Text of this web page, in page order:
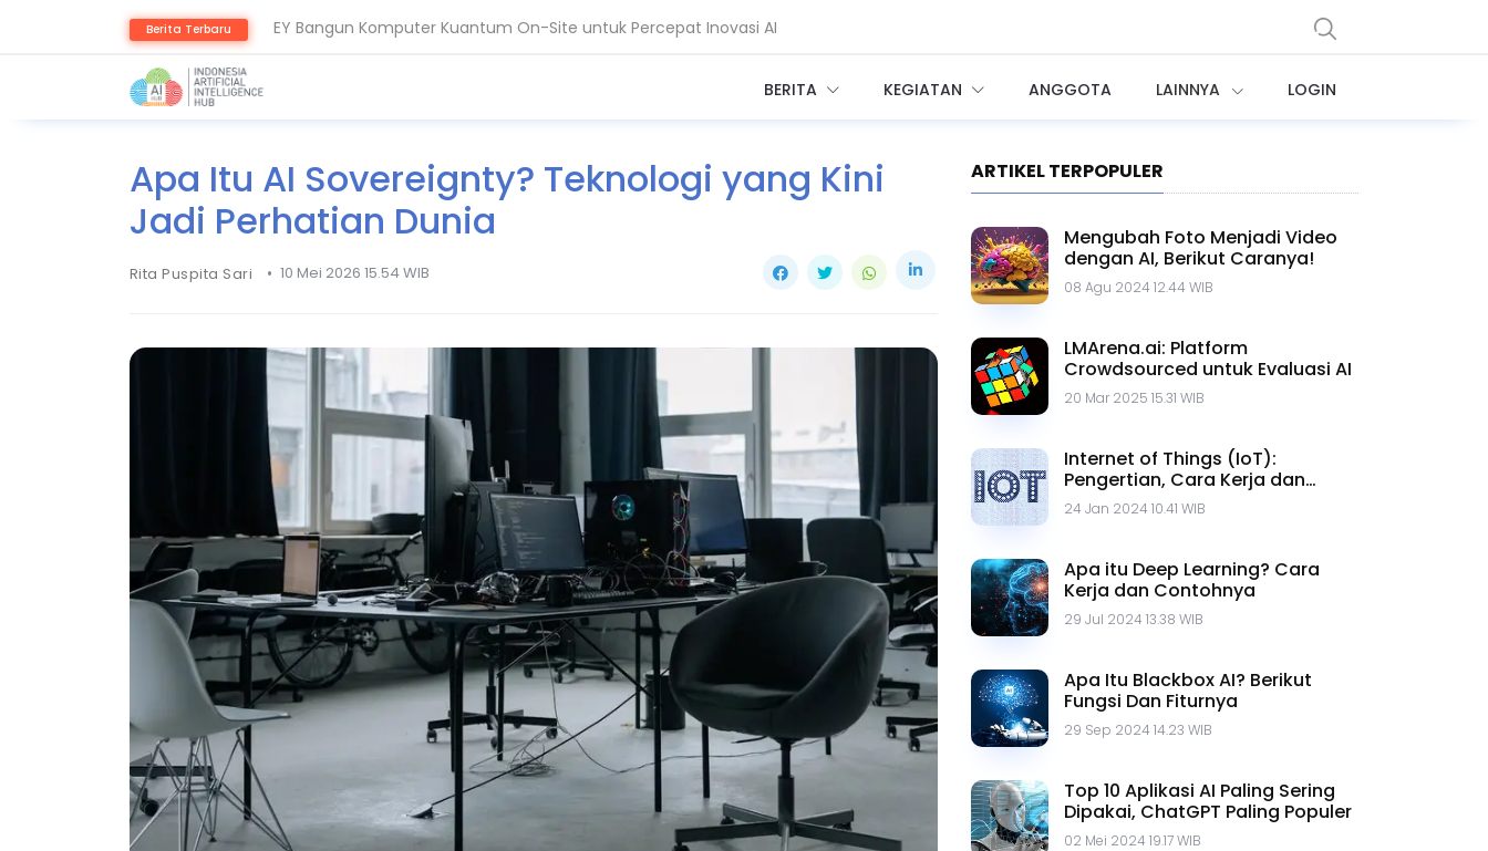
Berita Terbaru EY Bangun Komputer Kuantum On-Site untuk Percepat Inovasi AI
BERITA KEGIATAN ANGGOTA LAINNYA LOGIN
Apa Itu AI Sovereignty? Teknologi yang Kini
Jadi Perhatian Dunia
Rita Puspita Sari • 10 Mei 2026 15.54 WIB
ARTIKEL TERPOPULER
Mengubah Foto Menjadi Video
dengan AI, Berikut Caranya!
08 Agu 2024 12.44 WIB
LMArena.ai: Platform
Crowdsourced untuk Evaluasi AI
20 Mar 2025 15.31 WIB
Internet of Things (IoT):
Pengertian, Cara Kerja dan
Contohnya
24 Jan 2024 10.41 WIB
Apa itu Deep Learning? Cara
Kerja dan Contohnya
29 Jul 2024 13.38 WIB
Apa Itu Blackbox AI? Berikut
Fungsi Dan Fiturnya
29 Sep 2024 14.23 WIB
Top 10 Aplikasi AI Paling Sering
Dipakai, ChatGPT Paling Populer
02 Mei 2024 19.17 WIB